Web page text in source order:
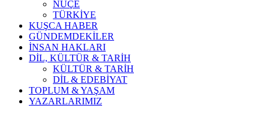
NUÇE
TÜRKİYE
KUŞCA HABER
GÜNDEMDEKİLER
İNSAN HAKLARI
DİL, KÜLTÜR & TARİH
KÜLTÜR & TARİH
DİL & EDEBİYAT
TOPLUM & YAŞAM
YAZARLARIMIZ